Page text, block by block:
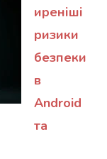
иреніші
ризики
безпеки
в
Android
та